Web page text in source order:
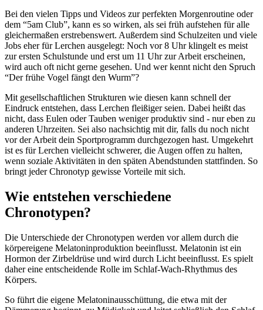
Bei den vielen Tipps und Videos zur perfekten Morgenroutine oder
dem “5am Club”, kann es so wirken, als sei früh aufstehen für alle
gleichermaßen erstrebenswert. Außerdem sind Schulzeiten und viele
Jobs eher für Lerchen ausgelegt: Noch vor 8 Uhr klingelt es meist
zur ersten Schulstunde und erst um 11 Uhr zur Arbeit erscheinen,
wird auch oft nicht gerne gesehen. Und wer kennt nicht den Spruch
“Der frühe Vogel fängt den Wurm”?
Mit gesellschaftlichen Strukturen wie diesen kann schnell der
Eindruck entstehen, dass Lerchen fleißiger seien. Dabei heißt das
nicht, dass Eulen oder Tauben weniger produktiv sind - nur eben zu
anderen Uhrzeiten. Sei also nachsichtig mit dir, falls du noch nicht
vor der Arbeit dein Sportprogramm durchgezogen hast. Umgekehrt
ist es für Lerchen vielleicht schwerer, die Augen offen zu halten,
wenn soziale Aktivitäten in den späten Abendstunden stattfinden. So
bringt jeder Chronotyp gewisse Vorteile mit sich.
Wie entstehen verschiedene
Chronotypen?
Die Unterschiede der Chronotypen werden vor allem durch die
körpereigene Melatoninproduktion beeinflusst. Melatonin ist ein
Hormon der Zirbeldrüse und wird durch Licht beeinflusst. Es spielt
daher eine entscheidende Rolle im Schlaf-Wach-Rhythmus des
Körpers.
So führt die eigene Melatoninausschüttung, die etwa mit der